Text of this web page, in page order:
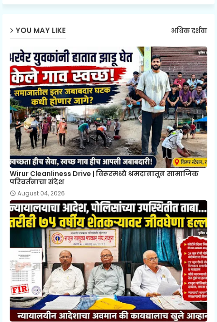
YOU MAY LIKE अधिक दर्शवा
Wirur Cleanliness Drive | विरूरमध्ये श्रमदानातून सामाजिक
परिवर्तनाचा संदेश
August 04, 2026